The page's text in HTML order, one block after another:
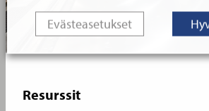
Resurssit
Evästeasetukset